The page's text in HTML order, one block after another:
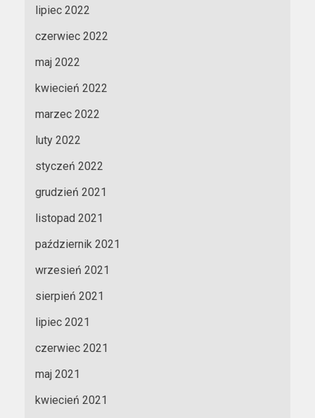
lipiec 2022
czerwiec 2022
maj 2022
kwiecień 2022
marzec 2022
luty 2022
styczeń 2022
grudzień 2021
listopad 2021
październik 2021
wrzesień 2021
sierpień 2021
lipiec 2021
czerwiec 2021
maj 2021
kwiecień 2021